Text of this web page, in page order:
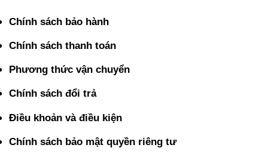
Chính sách bảo hành
Chính sách thanh toán
Phương thức vận chuyển
Chính sách đổi trả
Điều khoản và điều kiện
Chính sách bảo mật quyền riêng tư